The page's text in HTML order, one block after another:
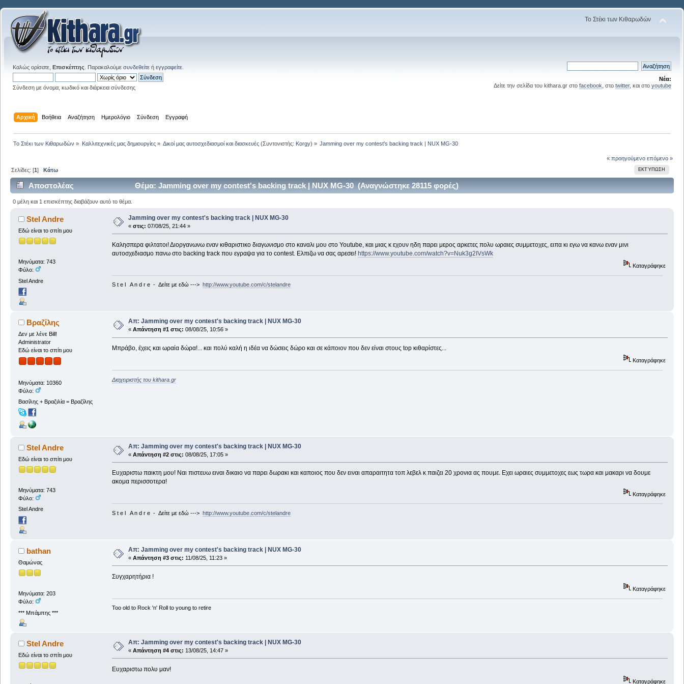
Το Στέκι των Κιθαρωδών
Καλώς ορίσατε, Επισκέπτης . Παρακαλούμε συνδεθείτε ή εγγραφείτε
Σύνδεση με όνομα, κωδικό και διάρκεια σύνδεσης
Νέα:
Δείτε την σελίδα του kithara.gr στο facebook , στο twitter, και στο youtube
Αρχική Βοήθεια Αναζήτηση Ημερολόγιο Σύνδεση Εγγραφή
Το Στέκι των Κιθαρωδών » Καλλιτεχνικές μας δημιουργίες» Δικοί μας αυτοσχεδιασμοί και διασκευές(Συντονιστής: Korgy) » Jamming over my contest's backing track | NUX MG-30
« προηγούμενο επόμενο »
ΕΚΤΎΠΩΣΗ
Σελίδες: [1]Κάτω
Αποστολέας Θέμα: Jamming over my contest's backing track | NUX MG-30 (Αναγνώστηκε 28115 φορές)
0 μέλη και 1 επισκέπτης διαβάζουν αυτό το θέμα.
Stel Andre
Εδώ είναι το σπίτι μου
Μηνύματα: 743
Φύλο:
Stel Andre
Jamming over my contest's backing track | NUX MG-30
« στις: 07/08/25, 21:44 »
Καλησπερα φιλτατοι! Διοργανωνω εναν κιθαριστικο διαγωνισμο στο καναλι μου στο Youtube, και μιας κ εχουν ηδη παρει μερος αρκετες πολυ ωραιες συμμετοχες, ειπα κι εγω να κανω εναν μινι
αυτοσχεδιασμο πανω στο backing track που εγραψα για το contest. Ελπιζω να σας αρεσει! https://www.youtube.com/watch?v=Nuk3g2IVsWk
Καταγράφηκε
S t e l A n d r e - Δείτε με εδώ ---> http://www.youtube.com/c/stelandre
Βραζίλης
Δεν με λένε Bill!
Administrator
Εδώ είναι το σπίτι μου
Μηνύματα: 10360
Φύλο:
Βασίλης + Βραζιλία = Βραζίλης
Απ: Jamming over my contest's backing track | NUX MG-30
« Απάντηση #1 στις: 08/08/25, 10:56 »
Μπράβο, έχεις και ωραία δώρα!... και πολύ καλή η ιδέα να δώσεις δώρο και σε κάποιον που δεν είναι στους top κιθαρίστες...
Καταγράφηκε
Διαχειριστής του kithara.gr
Stel Andre
Εδώ είναι το σπίτι μου
Μηνύματα: 743
Φύλο:
Stel Andre
Απ: Jamming over my contest's backing track | NUX MG-30
« Απάντηση #2 στις: 08/08/25, 17:05 »
Ευχαριστω παικτη μου! Ναι πιστευω ειναι δικαιο να παρει δωρακι και καποιος που δεν ειναι απαραιτητα τοπ λεβελ κ παιζει 20 χρονια ας πουμε. Εχει ωραιες συμμετοχες εως τωρα και μακαρι να δουμε
ακομα περισσοτερα!
Καταγράφηκε
S t e l A n d r e - Δείτε με εδώ ---> http://www.youtube.com/c/stelandre
bathan
Θαμώνας
Μηνύματα: 203
Φύλο:
*** Μπάμπης ***
Απ: Jamming over my contest's backing track | NUX MG-30
« Απάντηση #3 στις: 11/08/25, 11:23 »
Συγχαρητήρια !
Καταγράφηκε
Too old to Rock 'n' Roll to young to retire
Stel Andre
Εδώ είναι το σπίτι μου
Απ: Jamming over my contest's backing track | NUX MG-30
« Απάντηση #4 στις: 13/08/25, 14:47 »
Ευχαριστω πολυ μαν!
Καταγράφηκε